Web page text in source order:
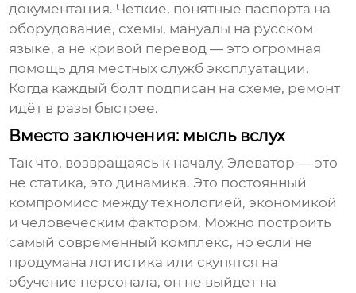
документация. Четкие, понятные паспорта на
оборудование, схемы, мануалы на русском
языке, а не кривой перевод — это огромная
помощь для местных служб эксплуатации.
Когда каждый болт подписан на схеме, ремонт
идёт в разы быстрее.
Вместо заключения: мысль вслух
Так что, возвращаясь к началу. Элеватор — это
не статика, это динамика. Это постоянный
компромисс между технологией, экономикой
и человеческим фактором. Можно построить
самый современный комплекс, но если не
продумана логистика или скупятся на
обучение персонала, он не выйдет на